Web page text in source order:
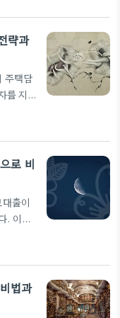
유형,
는 이
니다.
파
금리는
이자
보대
략과
주택담
를 지
의
만든
야 한
실제
리하
에 맞
금리
로 비
출이
. 이자
본은
을 이
아두
율이
법과